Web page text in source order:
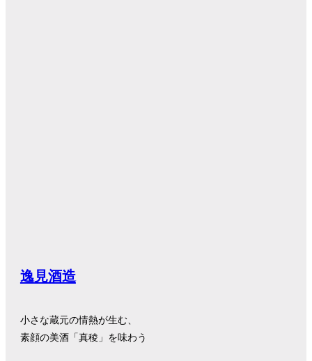
逸見酒造
小さな蔵元の情熱が生む、
素顔の美酒「真稜」を味わう